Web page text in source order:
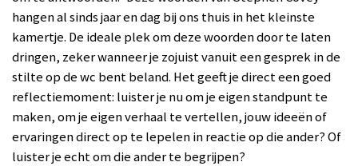
hangen al sinds jaar en dag bij ons thuis in het kleinste
kamertje. De ideale plek om deze woorden door te laten
dringen, zeker wanneer je zojuist vanuit een gesprek in de
stilte op de wc bent beland. Het geeft je direct een goed
reflectiemoment: luister je nu om je eigen standpunt te
maken, om je eigen verhaal te vertellen, jouw ideeën of
ervaringen direct op te lepelen in reactie op die ander? Of
luister je echt om die ander te begrijpen?